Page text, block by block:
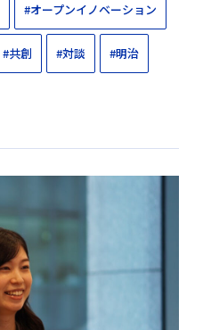
#オープンイノベーション
#共創 #対談 #明治